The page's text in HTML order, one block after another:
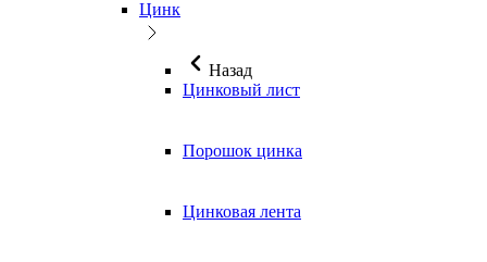
Цинк
Назад
Цинковый лист
Порошок цинка
Цинковая лента